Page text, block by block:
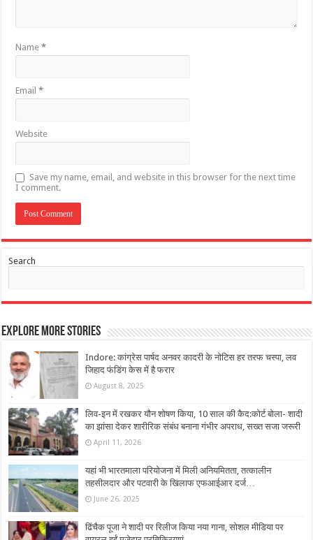
Name*
Email*
Website
Save my name, email, and website in this browser for the next time
I comment.
Search
Explore More Stories
Indore: कांग्रेस पार्षद अनवर कादरी के नोटिस हर तरफ चस्पा, लव
जिहाद फंडिंग केस में है फरार
August 8, 2025
लिव-इन में रखकर यौन शोषण किया, 10 साल की कैद:कोर्ट बोला- शादी
का झांसा देकर शारीरिक संबंध बनाना गंभीर अपराध, सख्त सजा जरूरी
April 11, 2026
यहां भी भारतमाला परियोजना में मिली अनियमितता, तत्कालीन
तहसीलदार और पटवारी के खिलाफ एफआईआर दर्ज…
June 26, 2025
ढिंचैक पूजा ने शादी पर रिलीज किया नया गाना, सोशल मीडिया पर